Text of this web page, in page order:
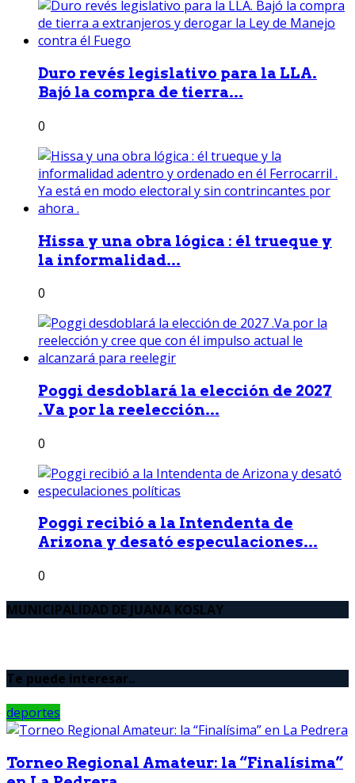
Duro revés legislativo para la LLA.
Bajó la compra de tierra...
0
Hissa y una obra lógica : él trueque y
la informalidad...
0
Poggi desdoblará la elección de 2027
.Va por la reelección...
0
Poggi recibió a la Intendenta de
Arizona y desató especulaciones...
0
MUNICIPALIDAD DE JUANA KOSLAY
Te puede interesar..
deportes
Torneo Regional Amateur: la “Finalísima”